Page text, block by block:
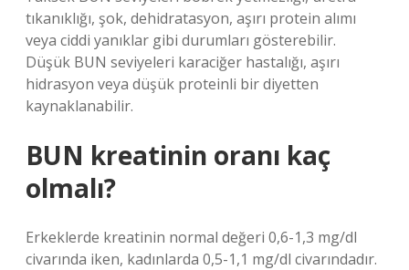
tıkanıklığı, şok, dehidratasyon, aşırı protein alımı
veya ciddi yanıklar gibi durumları gösterebilir.
Düşük BUN seviyeleri karaciğer hastalığı, aşırı
hidrasyon veya düşük proteinli bir diyetten
kaynaklanabilir.
BUN kreatinin oranı kaç
olmalı?
Erkeklerde kreatinin normal değeri 0,6-1,3 mg/dl
civarında iken, kadınlarda 0,5-1,1 mg/dl civarındadır.